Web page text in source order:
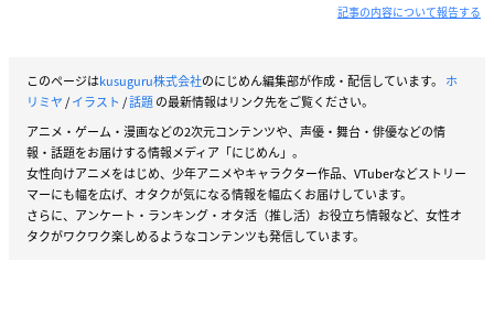
記事の内容について報告する
このページはkusuguru株式会社のにじめん編集部が作成・配信しています。 ホ
リミヤ/イラスト /話題の最新情報はリンク先をご覧ください。
アニメ・ゲーム・漫画などの2次元コンテンツや、声優・舞台・俳優などの情
報・話題をお届けする情報メディア「にじめん」。
女性向けアニメをはじめ、少年アニメやキャラクター作品、VTuberなどストリー
マーにも幅を広げ、オタクが気になる情報を幅広くお届けしています。
さらに、アンケート・ランキング・オタ活（推し活）お役立ち情報など、女性オ
タクがワクワク楽しめるようなコンテンツも発信しています。